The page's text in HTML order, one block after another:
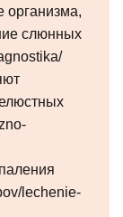
организма,
слюнных
lechenie-